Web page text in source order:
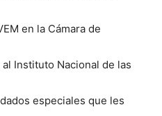
en la Cámara de
Instituto Nacional de las
especiales que les